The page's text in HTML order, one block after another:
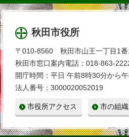
秋田市役所
〒010-8560 秋田市山王一丁目1番
秋田市窓口案内電話：018-863-
開庁時間：平日 午前8時30分から
法人番号：3000020052019
市役所アクセス 市の組織